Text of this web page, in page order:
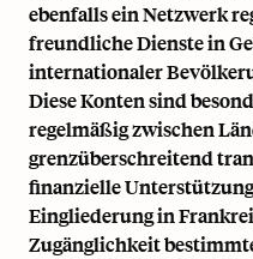
ebenfalls ein Netzwerk
freundliche Dienste in
internationaler
Diese Konten sind
regelmäßig zwischen
grenzüberschreitend
finanzielle
Eingliederung in
Zugänglichkeit